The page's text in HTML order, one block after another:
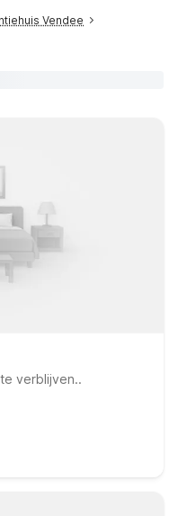
Vendee
verblijven..